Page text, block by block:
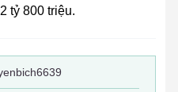
tỷ 800 triệu.